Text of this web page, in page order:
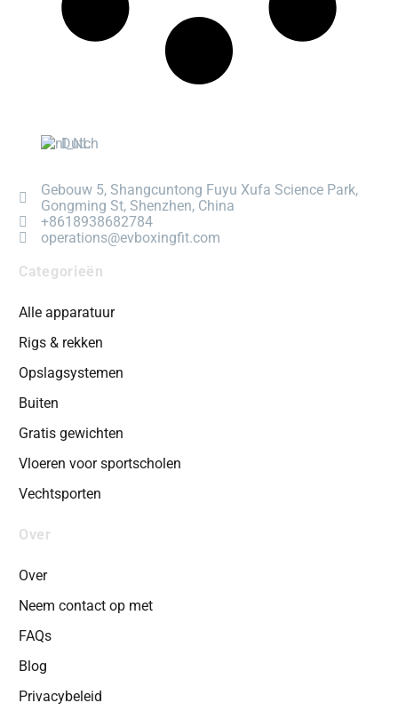
Dutch
Gebouw 5, Shangcuntong Fuyu Xufa Science Park,
Gongming St, Shenzhen, China
+8618938682784
operations@evboxingfit.com
Categorieën
Alle apparatuur
Rigs & rekken
Opslagsystemen
Buiten
Gratis gewichten
Vloeren voor sportscholen
Vechtsporten
Over
Over
Neem contact op met
FAQs
Blog
Privacybeleid